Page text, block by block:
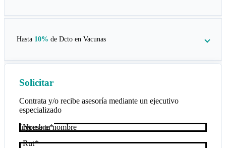
Hasta 10% de Dcto en Vacunas
Solicitar
Contrata y/o recibe asesoría mediante un ejecutivo
especializado
Nombre
Rut